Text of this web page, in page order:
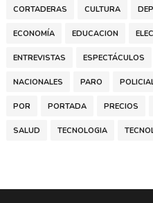
CORTADERAS CULTURA
ECONOMÍA EDUCACION
ENTREVISTAS ESPECTÁCULOS
NACIONALES PARO
POR PORTADA PRECIOS
SALUD TECNOLOGIA